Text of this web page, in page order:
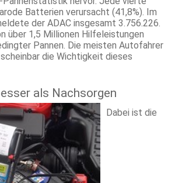
Batterien verursacht (41,8%). Im
der ADAC insgesamt 3.756.226.
über 1,5 Millionen Hilfeleistungen
Pannen. Die meisten Autofahrer
die Wichtigkeit dieses
als Nachsorgen
Dabei ist die